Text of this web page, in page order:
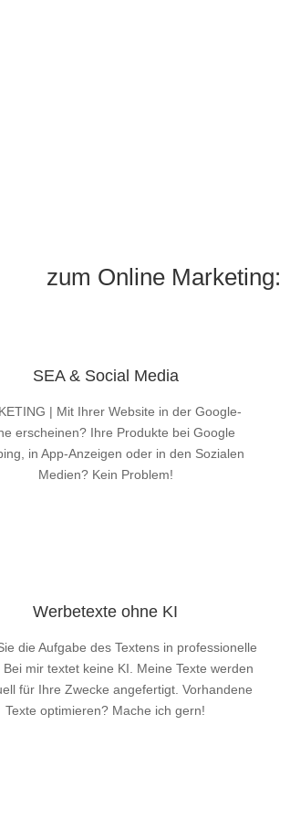
zum Online Marketing:
SEA & Social Media
| Mit Ihrer Website in der Google-
erscheinen? Ihre Produkte bei Google
in App-Anzeigen oder in den Sozialen
Medien? Kein Problem!
Werbetexte ohne KI
die Aufgabe des Textens in professionelle
Bei mir textet keine KI. Meine Texte werden
für Ihre Zwecke angefertigt. Vorhandene
Texte optimieren? Mache ich gern!